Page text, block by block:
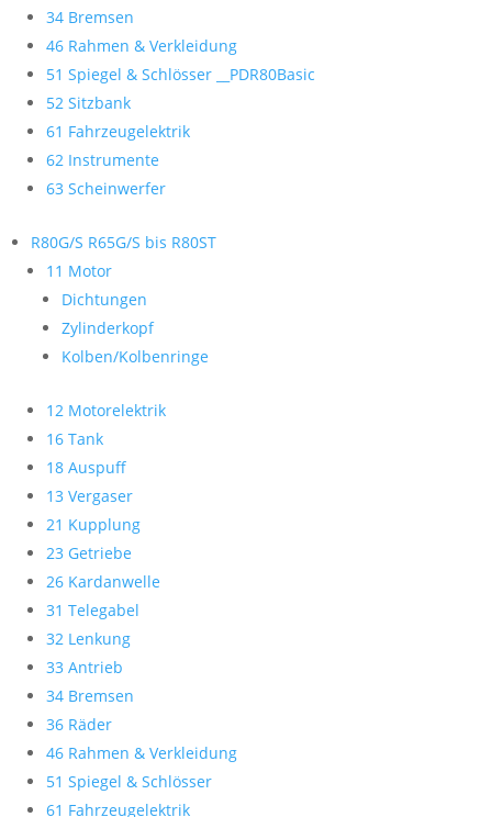
34 Bremsen
46 Rahmen & Verkleidung
51 Spiegel & Schlösser __PDR80Basic
52 Sitzbank
61 Fahrzeugelektrik
62 Instrumente
63 Scheinwerfer
R80G/S R65G/S bis R80ST
11 Motor
Dichtungen
Zylinderkopf
Kolben/Kolbenringe
12 Motorelektrik
16 Tank
18 Auspuff
13 Vergaser
21 Kupplung
23 Getriebe
26 Kardanwelle
31 Telegabel
32 Lenkung
33 Antrieb
34 Bremsen
36 Räder
46 Rahmen & Verkleidung
51 Spiegel & Schlösser
61 Fahrzeugelektrik